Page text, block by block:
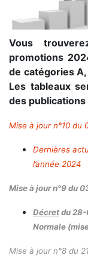
Vous
promotions
de catégories
Les tableaux
des
Mise à jour n°10 du
Dernières
l’année 2024
Mise à jour n°9 du
Décretdu 28-
Normale
Mise à jour n°8 du